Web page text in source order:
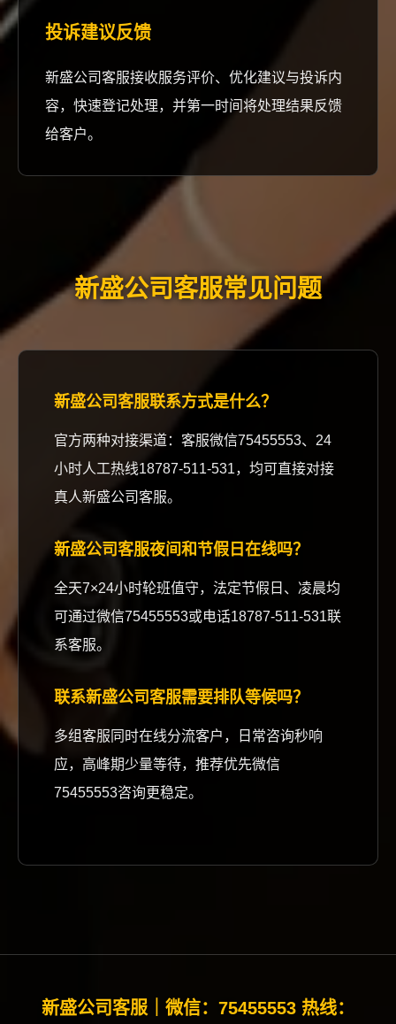
投诉建议反馈
新盛公司客服接收服务评价、优化建议与投诉内
容，快速登记处理，并第一时间将处理结果反馈
给客户。
新盛公司客服常见问题
新盛公司客服联系方式是什么？
官方两种对接渠道：客服微信75455553、24
小时人工热线18787-511-531，均可直接对接
真人新盛公司客服。
新盛公司客服夜间和节假日在线吗？
全天7×24小时轮班值守，法定节假日、凌晨均
可通过微信75455553或电话18787-511-531联
系客服。
联系新盛公司客服需要排队等候吗？
多组客服同时在线分流客户，日常咨询秒响
应，高峰期少量等待，推荐优先微信
75455553咨询更稳定。
新盛公司客服｜微信：75455553 热线：